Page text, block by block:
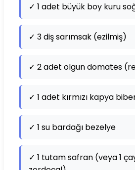
✓ 1 adet büyük boy kuru
✓ 3 diş sarımsak (ezilmiş)
✓ 2 adet olgun domates
✓ 1 adet kırmızı kapya
✓ 1 su bardağı bezelye
✓ 1 tutam safran (veya 1